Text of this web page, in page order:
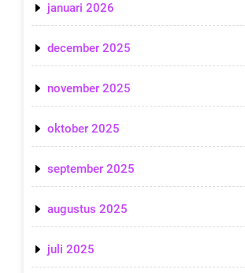
januari 2026
december 2025
november 2025
oktober 2025
september 2025
augustus 2025
juli 2025